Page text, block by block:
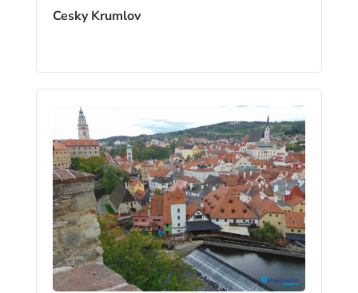
Cesky Krumlov